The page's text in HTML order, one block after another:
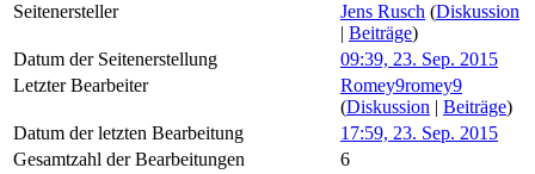
Seitenersteller Jens Rusch (Diskussion
Beiträge)
Datum der Seitenerstellung
09:39, 23. Sep. 2015
Letzter Bearbeiter
Romey9romey9
(Diskussion Beiträge)
Datum der letzten Bearbeitung
17:59, 23. Sep. 2015
Gesamtzahl der Bearbeitungen
6